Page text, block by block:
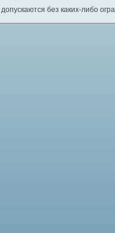
допускаются без каких-либо